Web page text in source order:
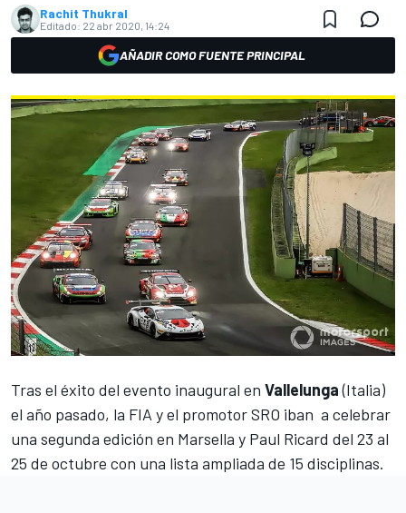
Rachit Thukral
Editado: 22 abr 2020, 14:24
AÑADIR COMO FUENTE PRINCIPAL
Tras el éxito del evento inaugural en Vallelunga(Italia)
el año pasado, la FIA y el promotor SRO iban a celebrar
una segunda edición en Marsella y Paul Ricard del 23 al
25 de octubre con una lista ampliada de 15 disciplinas.